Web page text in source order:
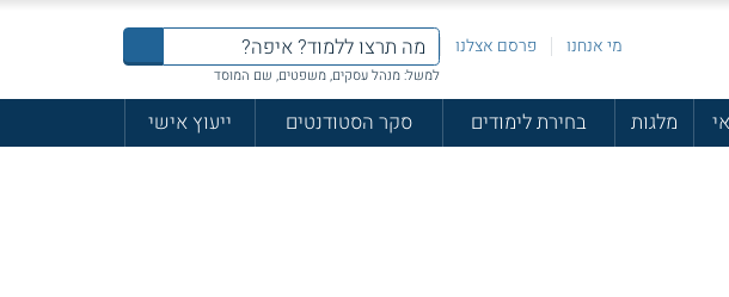
מי אנחנו פרסם אצלנו
למשל: מנהל עסקים, משפטים, שם המוסד
מלגות בחירת לימודים סקר הסטודנטים
ייעוץ אישי